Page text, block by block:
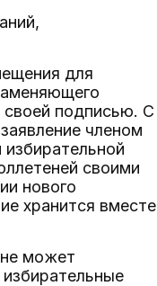
для
своей подписью. С
членом
своими
нового
хранится вместе
не может